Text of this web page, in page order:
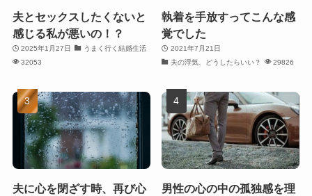
夫とセックスしたくないと
感じる私が悪いの！？
2025年1月27日
うまく行く結婚生活
32053
執着を手放すってこんな感
覚でした
2021年7月21日
夫の浮気、どうしたらいい？
29826
夫に心を閉ざす時、再び心
男性の心の中の孤独感を理